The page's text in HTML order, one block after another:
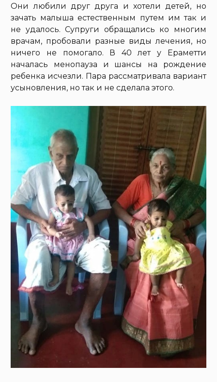
Они любили друг друга и хотели детей, но
зачать малыша естественным путем им так и
не удалось. Супруги обращались ко многим
врачам, пробовали разные виды лечения, но
ничего не помогало. В 40 лет у Ераметти
началась менопауза и шансы на рождение
ребенка исчезли. Пара рассматривала вариант
усыновления, но так и не сделала этого.